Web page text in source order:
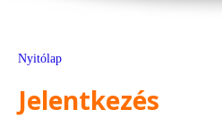
Nyitólap
Jelentkezés